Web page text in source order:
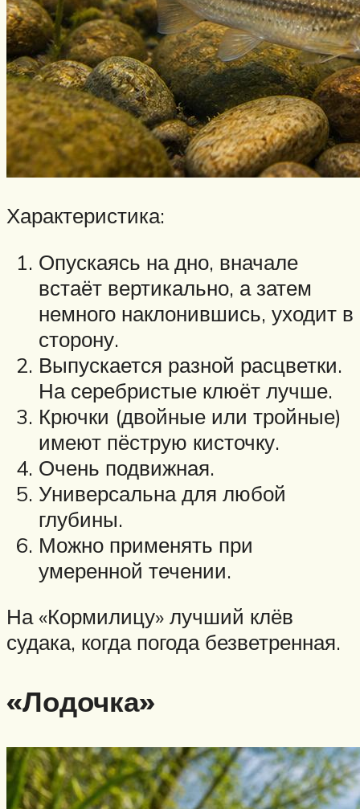
Характеристика:
Опускаясь на дно, вначале
встаёт вертикально, а затем
немного наклонившись, уходит в
сторону.
Выпускается разной расцветки.
На серебристые клюёт лучше.
Крючки (двойные или тройные)
имеют пёструю кисточку.
Очень подвижная.
Универсальна для любой
глубины.
Можно применять при
умеренной течении.
На «Кормилицу» лучший клёв
судака, когда погода безветренная.
«Лодочка»